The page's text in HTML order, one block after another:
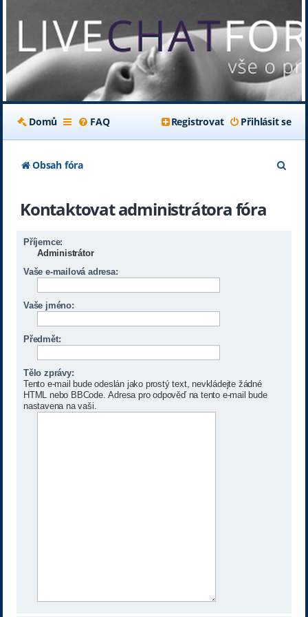
Domů FAQ Přihlásit se
Registrovat
Obsah fóra
Kontaktovat administrátora fóra
Příjemce:
Administrátor
Vaše e-mailová adresa:
Vaše jméno:
Předmět:
Tělo zprávy:
Tento e-mail bude odeslán jako prostý text, nevkládejte žádné
HTML nebo BBCode. Adresa pro odpověď na tento e-mail bude
nastavena na vaši.